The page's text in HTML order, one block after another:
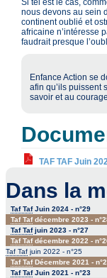
Si tel est le cas,
nous devons au sein
continent oublié et
africaine n’intéresse
faudrait presque
Enfance Action se
afin qu’ils puissent
savoir et au
TAF TAF Juin
Dans la
Taf TafJuin 2024 - n°29
Taf Tafdécembre 2023 -
Taf Tafjuin 2023 - n°27
Taf Tafdécembre 2022 -
Taf Tafjuin 2022 - n°25
Taf TafDécembre 2021 -
Taf TafJuin 2021 - n°23